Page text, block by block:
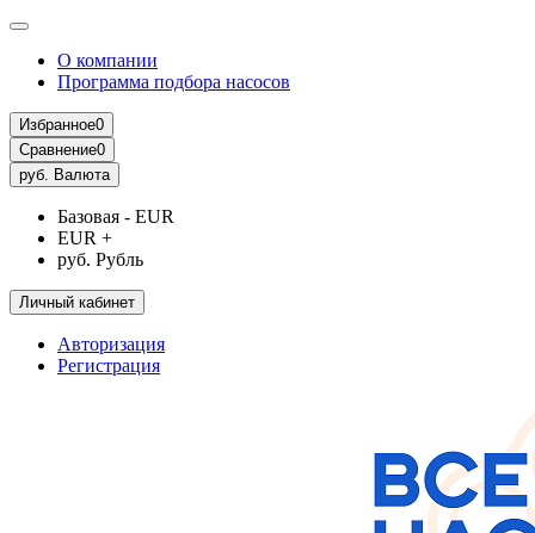
О компании
Программа подбора насосов
Избранное0
Сравнение0
руб. Валюта
Базовая - EUR
EUR +
руб. Рубль
Личный кабинет
Авторизация
Регистрация